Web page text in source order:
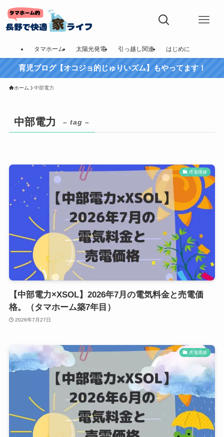
タマホーム 太陽光発電 引っ越し関連 はじめに
育児ブログ【オコジョ的じゅりいズム】もやってます！
ホーム 中部電力
中部電力 – tag –
売電価格
【中部電力×XSOL】2026年7月の電気料金と売電価
格。（タマホーム築7年目）
2026年7月27日
売電価格